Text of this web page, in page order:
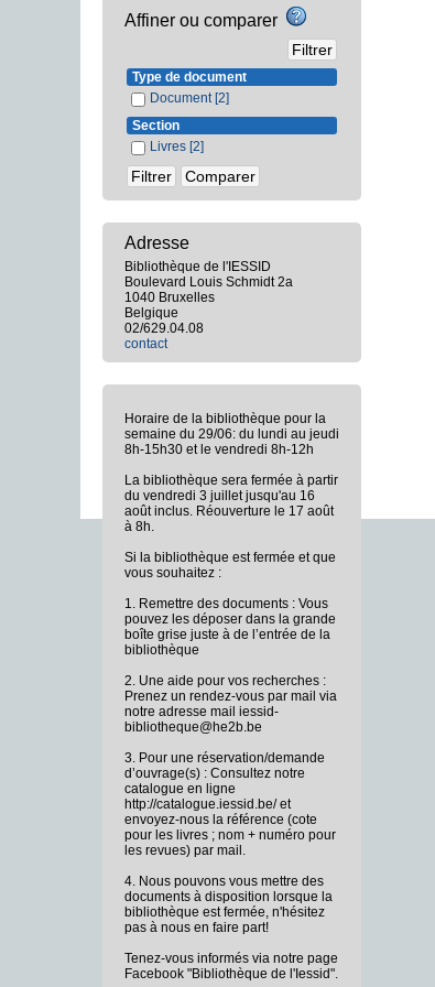
Affiner ou comparer
Type de document
Document [2]
Section
Livres [2]
Adresse
Bibliothèque de l'IESSID
Boulevard Louis Schmidt 2a
1040 Bruxelles
Belgique
02/629.04.08
contact
Horaire de la bibliothèque pour la
semaine du 29/06: du lundi au jeudi
8h-15h30 et le vendredi 8h-12h
La bibliothèque sera fermée à partir
du vendredi 3 juillet jusqu'au 16
août inclus. Réouverture le 17 août
à 8h.
Si la bibliothèque est fermée et que
vous souhaitez :
1. Remettre des documents : Vous
pouvez les déposer dans la grande
boîte grise juste à de l’entrée de la
bibliothèque
2. Une aide pour vos recherches :
Prenez un rendez-vous par mail via
notre adresse mail iessid-
bibliotheque@he2b.be
3. Pour une réservation/demande
d’ouvrage(s) : Consultez notre
catalogue en ligne
http://catalogue.iessid.be/ et
envoyez-nous la référence (cote
pour les livres ; nom + numéro pour
les revues) par mail.
4. Nous pouvons vous mettre des
documents à disposition lorsque la
bibliothèque est fermée, n'hésitez
pas à nous en faire part!
Tenez-vous informés via notre page
Facebook "Bibliothèque de l'Iessid".